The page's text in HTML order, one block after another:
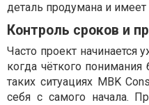
деталь продумана и имеет
Контроль сроков и
Часто проект
когда чёткого
таких ситуациях MBK
себя с самого начала.